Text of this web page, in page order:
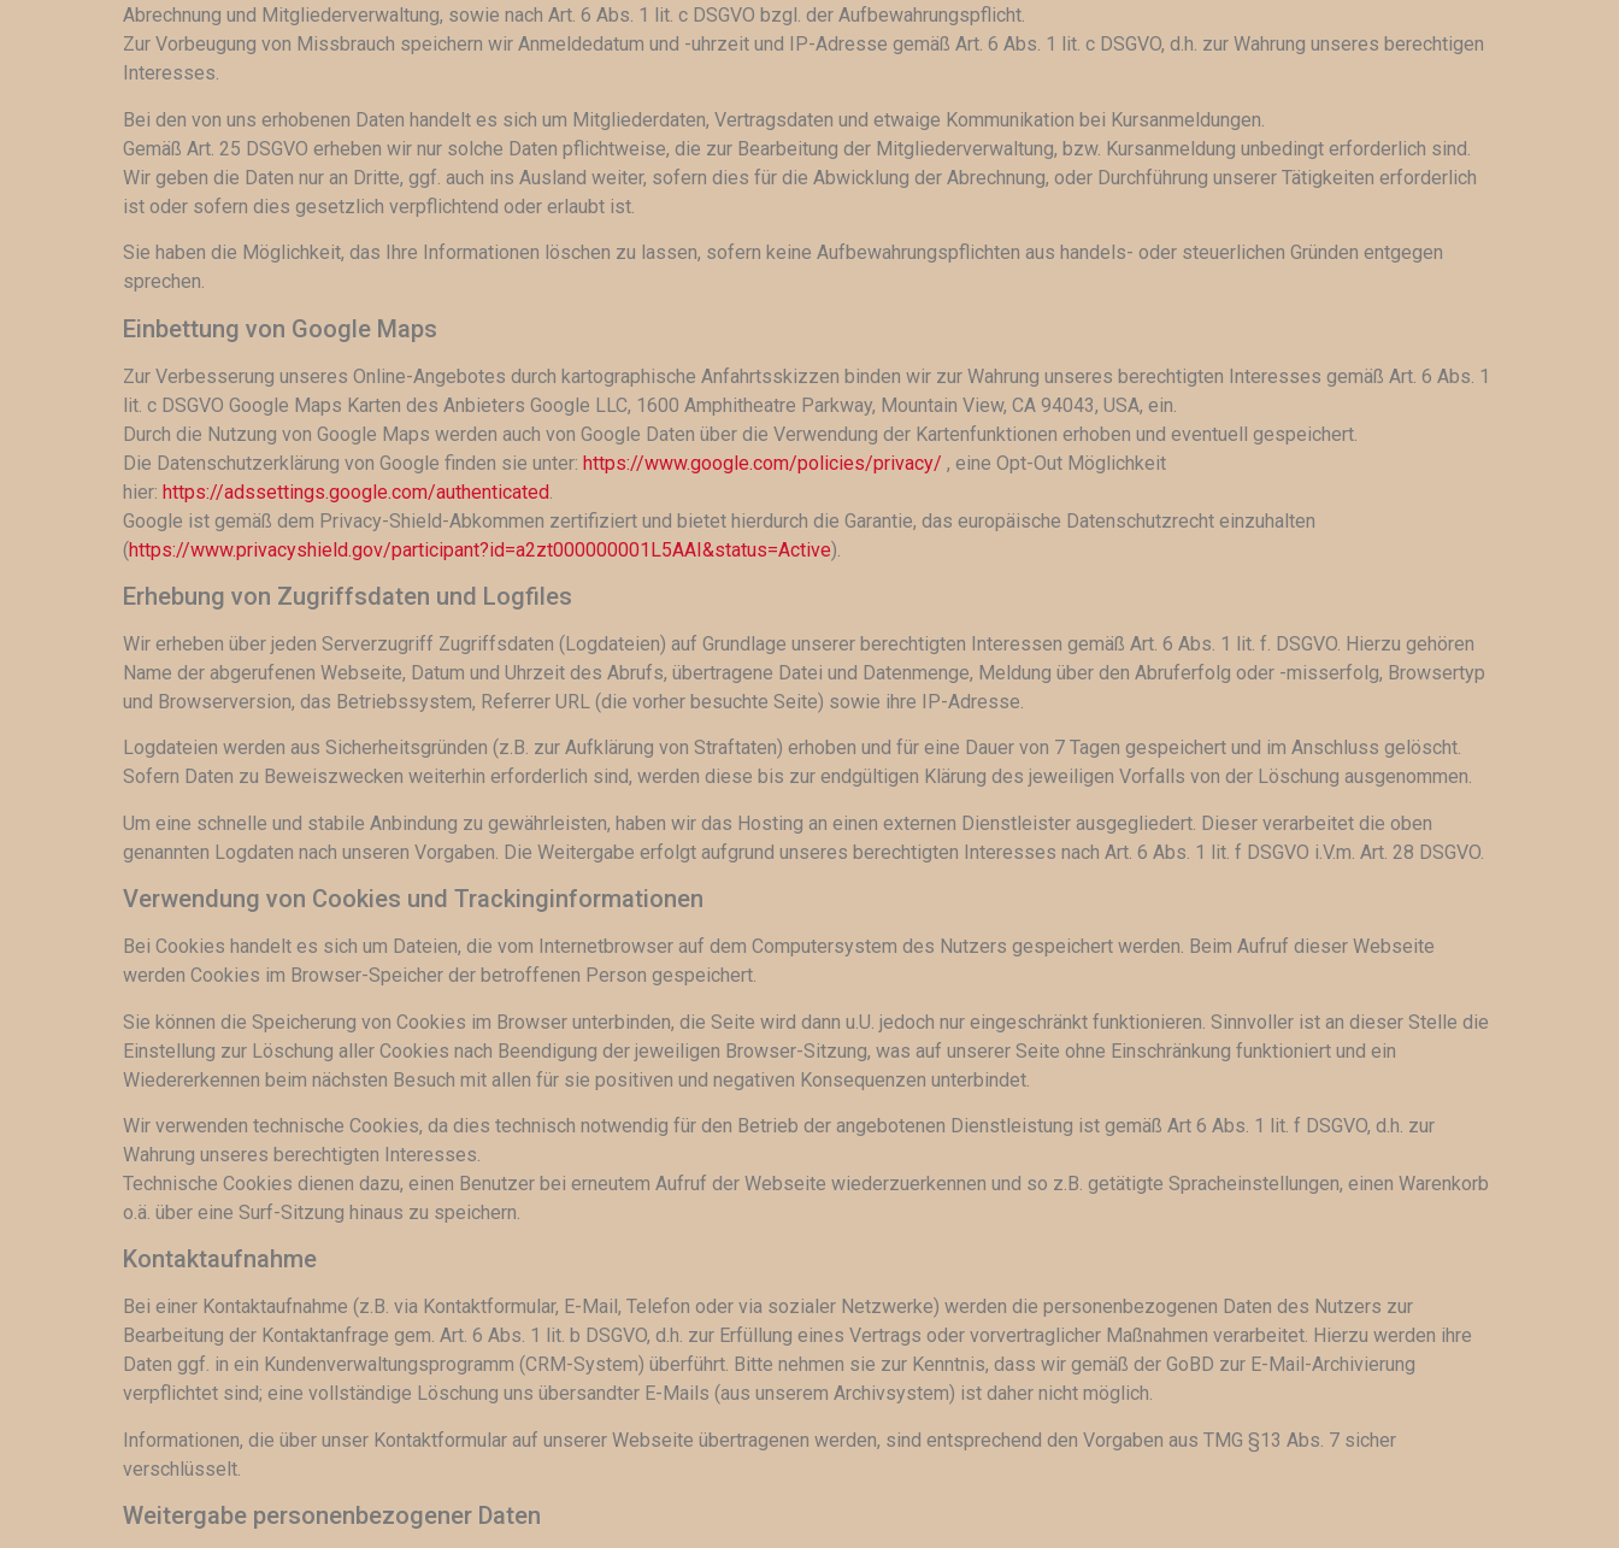
Abrechnung und Mitgliederverwaltung, sowie nach Art. 6 Abs. 1 lit. c DSGVO bzgl. der Aufbewahrungspflicht.
Zur Vorbeugung von Missbrauch speichern wir Anmeldedatum und -uhrzeit und IP-Adresse gemäß Art. 6 Abs. 1 lit. c DSGVO, d.h. zur Wahrung unseres berechtigen
Interesses.
Bei den von uns erhobenen Daten handelt es sich um Mitgliederdaten, Vertragsdaten und etwaige Kommunikation bei Kursanmeldungen.
Gemäß Art. 25 DSGVO erheben wir nur solche Daten pflichtweise, die zur Bearbeitung der Mitgliederverwaltung, bzw. Kursanmeldung unbedingt erforderlich sind.
Wir geben die Daten nur an Dritte, ggf. auch ins Ausland weiter, sofern dies für die Abwicklung der Abrechnung, oder Durchführung unserer Tätigkeiten erforderlich
ist oder sofern dies gesetzlich verpflichtend oder erlaubt ist.
Sie haben die Möglichkeit, das Ihre Informationen löschen zu lassen, sofern keine Aufbewahrungspflichten aus handels- oder steuerlichen Gründen entgegen
sprechen.
Einbettung von Google Maps
Zur Verbesserung unseres Online-Angebotes durch kartographische Anfahrtsskizzen binden wir zur Wahrung unseres berechtigten Interesses gemäß Art. 6 Abs. 1
lit. c DSGVO Google Maps Karten des Anbieters Google LLC, 1600 Amphitheatre Parkway, Mountain View, CA 94043, USA, ein.
Durch die Nutzung von Google Maps werden auch von Google Daten über die Verwendung der Kartenfunktionen erhoben und eventuell gespeichert.
Die Datenschutzerklärung von Google finden sie unter: https://www.google.com/policies/privacy/ , eine Opt-Out Möglichkeit
hier: https://adssettings.google.com/authenticated
Google ist gemäß dem Privacy-Shield-Abkommen zertifiziert und bietet hierdurch die Garantie, das europäische Datenschutzrecht einzuhalten
(https://www.privacyshield.gov/participant?id=a2zt000000001L5AAI&status=Active).
Erhebung von Zugriffsdaten und Logfiles
Wir erheben über jeden Serverzugriff Zugriffsdaten (Logdateien) auf Grundlage unserer berechtigten Interessen gemäß Art. 6 Abs. 1 lit. f. DSGVO. Hierzu gehören
Name der abgerufenen Webseite, Datum und Uhrzeit des Abrufs, übertragene Datei und Datenmenge, Meldung über den Abruferfolg oder -misserfolg, Browsertyp
und Browserversion, das Betriebssystem, Referrer URL (die vorher besuchte Seite) sowie ihre IP-Adresse.
Logdateien werden aus Sicherheitsgründen (z.B. zur Aufklärung von Straftaten) erhoben und für eine Dauer von 7 Tagen gespeichert und im Anschluss gelöscht.
Sofern Daten zu Beweiszwecken weiterhin erforderlich sind, werden diese bis zur endgültigen Klärung des jeweiligen Vorfalls von der Löschung ausgenommen.
Um eine schnelle und stabile Anbindung zu gewährleisten, haben wir das Hosting an einen externen Dienstleister ausgegliedert. Dieser verarbeitet die oben
genannten Logdaten nach unseren Vorgaben. Die Weitergabe erfolgt aufgrund unseres berechtigten Interesses nach Art. 6 Abs. 1 lit. f DSGVO i.V.m. Art. 28 DSGVO.
Verwendung von Cookies und Trackinginformationen
Bei Cookies handelt es sich um Dateien, die vom Internetbrowser auf dem Computersystem des Nutzers gespeichert werden. Beim Aufruf dieser Webseite
werden Cookies im Browser-Speicher der betroffenen Person gespeichert.
Sie können die Speicherung von Cookies im Browser unterbinden, die Seite wird dann u.U. jedoch nur eingeschränkt funktionieren. Sinnvoller ist an dieser Stelle die
Einstellung zur Löschung aller Cookies nach Beendigung der jeweiligen Browser-Sitzung, was auf unserer Seite ohne Einschränkung funktioniert und ein
Wiedererkennen beim nächsten Besuch mit allen für sie positiven und negativen Konsequenzen unterbindet.
Wir verwenden technische Cookies, da dies technisch notwendig für den Betrieb der angebotenen Dienstleistung ist gemäß Art 6 Abs. 1 lit. f DSGVO, d.h. zur
Wahrung unseres berechtigten Interesses.
Technische Cookies dienen dazu, einen Benutzer bei erneutem Aufruf der Webseite wiederzuerkennen und so z.B. getätigte Spracheinstellungen, einen Warenkorb
o.ä. über eine Surf-Sitzung hinaus zu speichern.
Kontaktaufnahme
Bei einer Kontaktaufnahme (z.B. via Kontaktformular, E-Mail, Telefon oder via sozialer Netzwerke) werden die personenbezogenen Daten des Nutzers zur
Bearbeitung der Kontaktanfrage gem. Art. 6 Abs. 1 lit. b DSGVO, d.h. zur Erfüllung eines Vertrags oder vorvertraglicher Maßnahmen verarbeitet. Hierzu werden ihre
Daten ggf. in ein Kundenverwaltungsprogramm (CRM-System) überführt. Bitte nehmen sie zur Kenntnis, dass wir gemäß der GoBD zur E-Mail-Archivierung
verpflichtet sind; eine vollständige Löschung uns übersandter E-Mails (aus unserem Archivsystem) ist daher nicht möglich.
Informationen, die über unser Kontaktformular auf unserer Webseite übertragenen werden, sind entsprechend den Vorgaben aus TMG §13 Abs. 7 sicher
verschlüsselt.
Weitergabe personenbezogener Daten